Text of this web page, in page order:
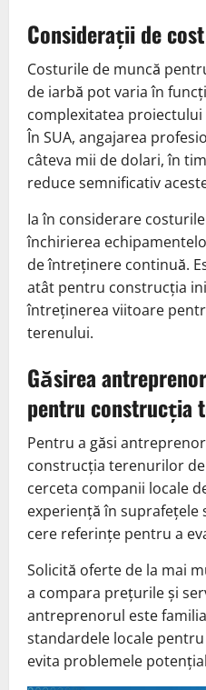
Considerații de
Costurile de muncă
de iarbă pot varia în
complexitatea
În SUA, angajarea
câteva mii de dolari, în
reduce semnificativ
Ia în considerare
închirierea
de întreținere continuă.
atât pentru construcția
întreținerea viitoare
terenului.
Găsirea
pentru construcția
Pentru a găsi
construcția terenurilor
cerceta companii locale
experiență în suprafețele
cere referințe pentru a
Solicită oferte de la mai
a compara prețurile și
antreprenorul este
standardele locale
evita problemele